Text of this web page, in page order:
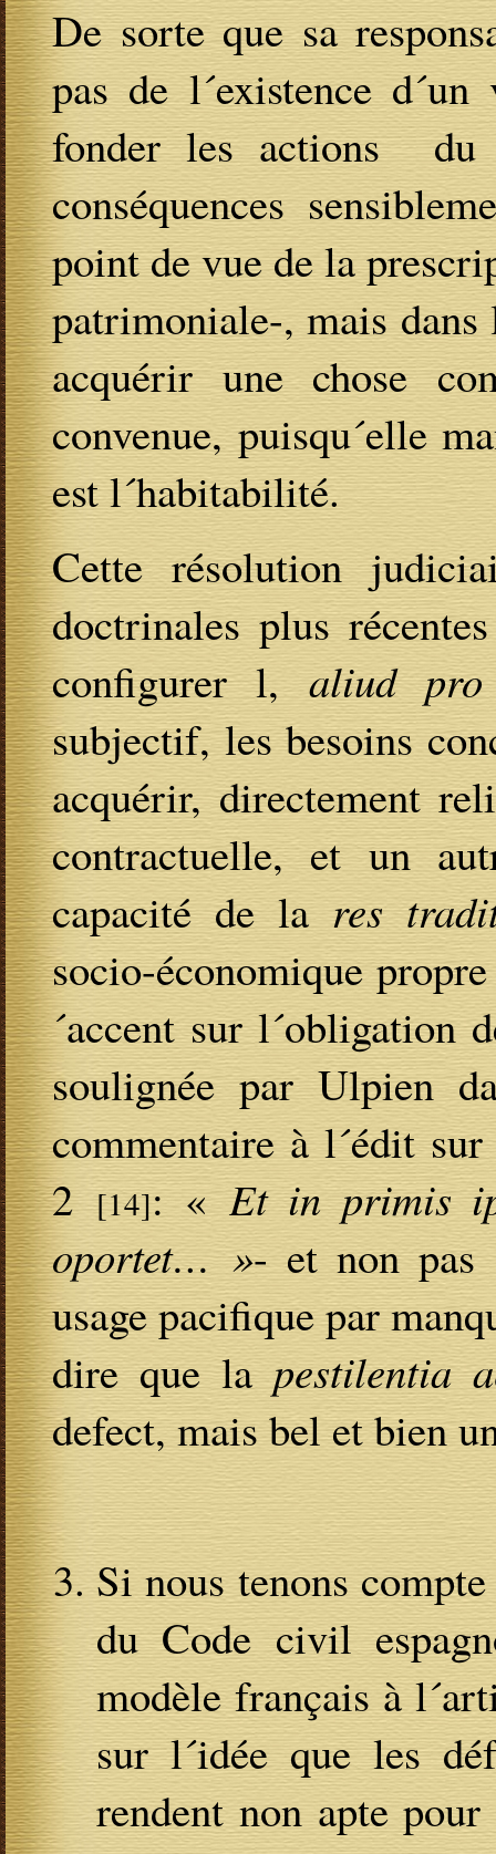
De sorte que sa
pas de l´existence
fonder les actions du
conséquences
point de vue de la
patrimoniale-, mais
acquérir une chose
convenue, puisqu´elle
est l´habitabilité.
Cette résolution
doctrinales plus
configurer l, aliud
subjectif, les besoins
acquérir, directement
contractuelle, et un
capacité de lares
socio-économique
´accent sur l´obligation
soulignée par Ulpien
commentaire à l´édit
2[14]: «Et in primis
oportet… »- et non pas
usage pacifique par
dire que lapestilentia
defect, mais bel et bien
Si nous tenons
du Code civil
modèle français à
sur l´idée que les
rendent non apte